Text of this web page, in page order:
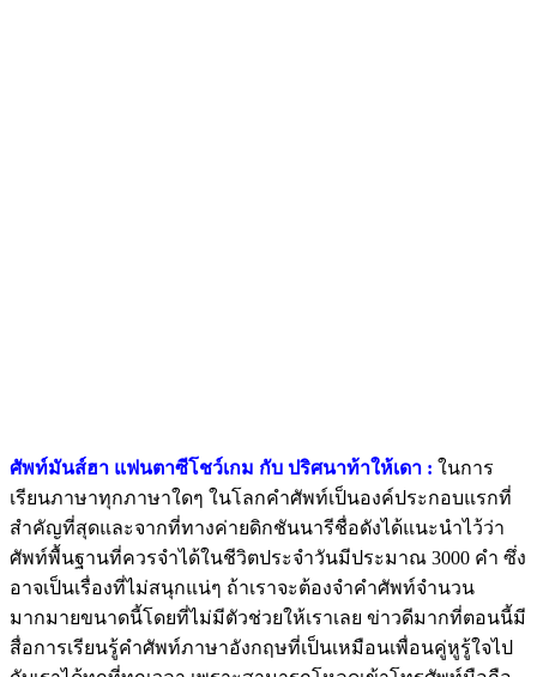
ศัพท์มันส์ฮา แฟนตาซีโชว์เกม กับ ปริศนาท้าให้เดา : ในการ
เรียนภาษาทุกภาษาใดๆ ในโลกคำศัพท์เป็นองค์ประกอบแรกที่
สำคัญที่สุดและจากที่ทางค่ายดิกชันนารีชื่อดังได้แนะนำไว้ว่า
ศัพท์พื้นฐานที่ควรจำได้ในชีวิตประจำวันมีประมาณ 3000 คำ ซึ่ง
อาจเป็นเรื่องที่ไม่สนุกแน่ๆ ถ้าเราจะต้องจำคำศัพท์จำนวน
มากมายขนาดนี้โดยที่ไม่มีตัวช่วยให้เราเลย ข่าวดีมากที่ตอนนี้มี
สื่อการเรียนรู้คำศัพท์ภาษาอังกฤษที่เป็นเหมือนเพื่อนคู่หูรู้ใจไป